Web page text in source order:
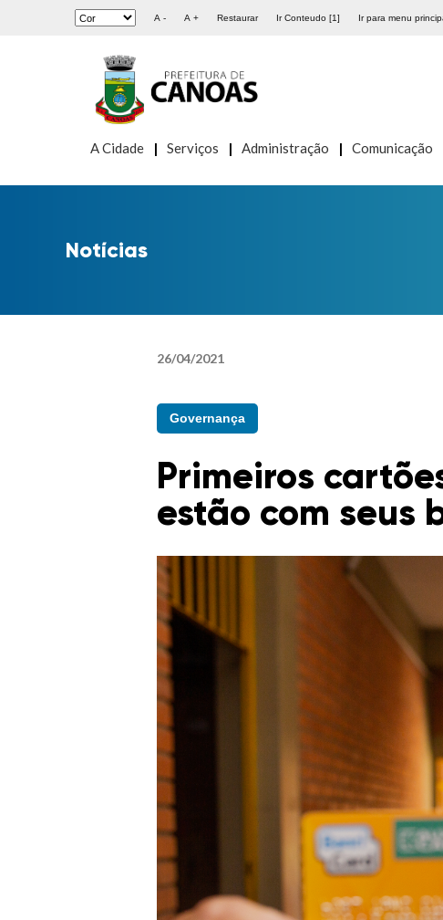
A - A + Restaurar Ir Conteudo [1] Ir para menu
A Cidade Serviços Administração Comunicação
Notícias
26/04/2021
Governança
Primeiros
estão com seus